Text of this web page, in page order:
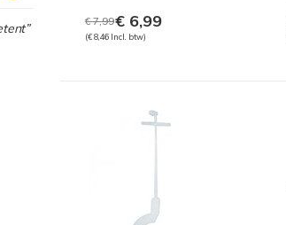
€ 7,99€ 6,99
(€ 8,46 Incl. btw)